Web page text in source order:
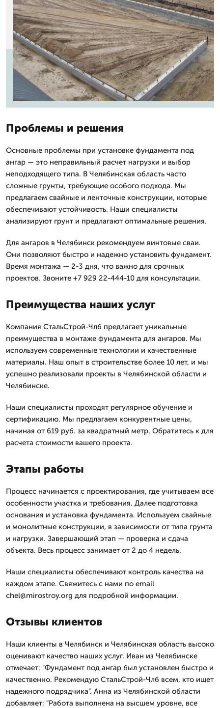
Проблемы и решения
Основные проблемы при установке фундамента под
ангар — это неправильный расчет нагрузки и выбор
неподходящего типа. В Челябинская область часто
сложные грунты, требующие особого подхода. Мы
предлагаем свайные и ленточные конструкции, которые
обеспечивают устойчивость. Наши специалисты
анализируют грунт и предлагают оптимальные решения.
Для ангаров в Челябинск рекомендуем винтовые сваи.
Они позволяют быстро и надежно установить фундамент.
Время монтажа — 2-3 дня, что важно для срочных
проектов. Звоните +7 929 22-444-10 для консультации.
Преимущества наших услуг
Компания СтальСтрой-Члб предлагает уникальные
преимущества в монтаже фундамента для ангаров. Мы
используем современные технологии и качественные
материалы. Наш опыт в строительстве более 10 лет, и мы
успешно реализовали проекты в Челябинской области и
Челябинске.
Наши специалисты проходят регулярное обучение и
сертификацию. Мы предлагаем конкурентные цены,
начиная от 619 руб. за квадратный метр. Обратитесь к для
расчета стоимости вашего проекта.
Этапы работы
Процесс начинается с проектирования, где учитываем все
особенности участка и требования. Далее подготовка
основания и установка фундамента. Используем свайные
и монолитные конструкции, в зависимости от типа грунта
и нагрузки. Завершающий этап — проверка и сдача
объекта. Весь процесс занимает от 2 до 4 недель.
Наши специалисты обеспечивают контроль качества на
каждом этапе. Свяжитесь с нами по email
chel@mirostroy.org для подробной информации.
Отзывы клиентов
Наши клиенты в Челябинск и Челябинская область высоко
оценивают качество наших услуг. Иван из Челябинске
отмечает: "Фундамент под ангар был установлен быстро и
качественно. Рекомендую СтальСтрой-Члб всем, кто ищет
надежного подрядчика". Анна из Челябинской области
добавляет: "Работа выполнена на высшем уровне, все